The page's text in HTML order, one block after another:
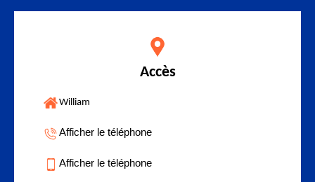
Accès
William
Afficher le téléphone
Afficher le téléphone